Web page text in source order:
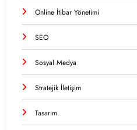
Online İtibar Yönetimi
SEO
Sosyal Medya
Stratejik İletişim
Tasarım